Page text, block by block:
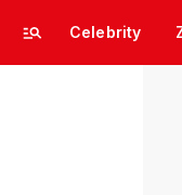
Celebrity